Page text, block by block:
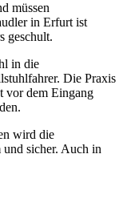
müssen
in Erfurt ist
geschult.
in die
Die Praxis
vor dem Eingang
wird die
sicher. Auch in